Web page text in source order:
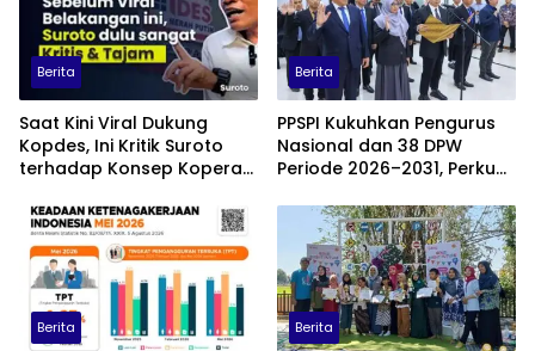
Berita
Saat Kini Viral Dukung
Kopdes, Ini Kritik Suroto
terhadap Konsep Koperasi
Berita
PPSPI Kukuhkan Pengurus
Nasional dan 38 DPW
Periode 2026–2031, Perkuat
Publik
Berita Berita